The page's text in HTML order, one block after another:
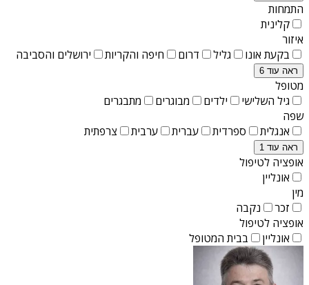
התמחות
קלינית
איזור
בקעת אונו
גליל דרום חיפה והקריות ירושלים והסביבה
ראה עוד 6
מטופל
גיל השלישי
ילדים מבוגרים
מתבגרים
שפה
אנגלית
ספרדית עברית ערבית צרפתית
ראה עוד 1
אופציה לטיפול
אונליין
מין
זכר
נקבה
אופציה לטיפול
אונליין
בבית המטופל